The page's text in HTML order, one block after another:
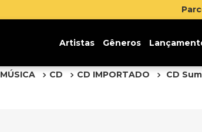
Artistas Gêneros
MÚSICA CD CD IMPORTADO CD